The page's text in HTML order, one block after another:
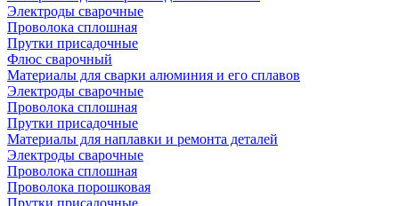
Электроды сварочные
Проволока сплошная
Прутки присадочные
Флюс сварочный
Материалы для сварки алюминия и его сплавов
Электроды сварочные
Проволока сплошная
Прутки присадочные
Материалы для наплавки и ремонта деталей
Электроды сварочные
Проволока сплошная
Проволока порошковая
Прутки присадочные